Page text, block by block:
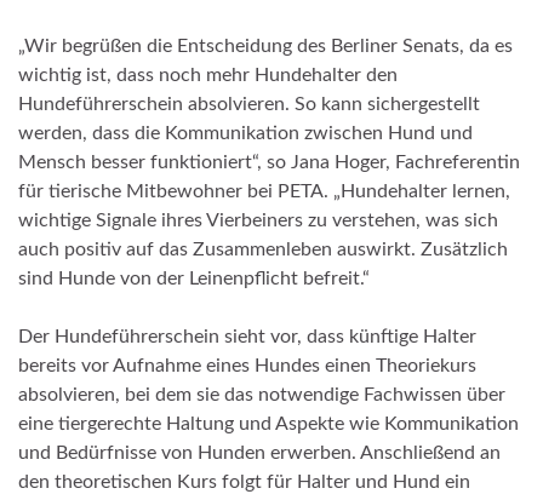
„Wir begrüßen die Entscheidung des Berliner Senats, da es
wichtig ist, dass noch mehr Hundehalter den
Hundeführerschein absolvieren. So kann sichergestellt
werden, dass die Kommunikation zwischen Hund und
Mensch besser funktioniert“, so Jana Hoger, Fachreferentin
für tierische Mitbewohner bei PETA. „Hundehalter lernen,
wichtige Signale ihres Vierbeiners zu verstehen, was sich
auch positiv auf das Zusammenleben auswirkt. Zusätzlich
sind Hunde von der Leinenpflicht befreit.“
Der Hundeführerschein sieht vor, dass künftige Halter
bereits vor Aufnahme eines Hundes einen Theoriekurs
absolvieren, bei dem sie das notwendige Fachwissen über
eine tiergerechte Haltung und Aspekte wie Kommunikation
und Bedürfnisse von Hunden erwerben. Anschließend an
den theoretischen Kurs folgt für Halter und Hund ein